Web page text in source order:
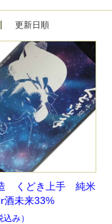
更新日順
くどき上手 純米
未来33%
込み）